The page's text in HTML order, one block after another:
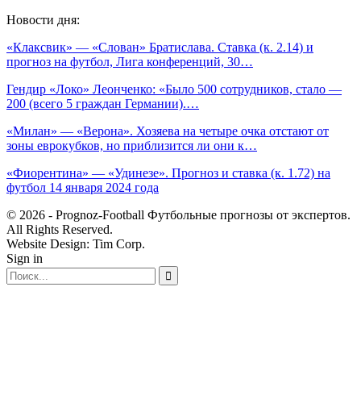
Новости дня:
«Клаксвик» — «Слован» Братислава. Ставка (к. 2.14) и
прогноз на футбол, Лига конференций, 30…
Гендир «Локо» Леонченко: «Было 500 сотрудников, стало —
200 (всего 5 граждан Германии).…
«Милан» — «Верона». Хозяева на четыре очка отстают от
зоны еврокубков, но приблизится ли они к…
«Фиорентина» — «Удинезе». Прогноз и ставка (к. 1.72) на
футбол 14 января 2024 года
© 2026 - Prognoz-Football Футбольные прогнозы от экспертов.
All Rights Reserved.
Website Design: Tim Corp.
Sign in